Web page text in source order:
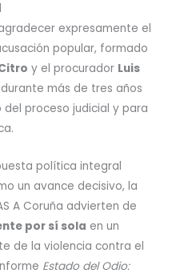
expresamente el
popular, formado
y el procurador Luis
más de tres años
proceso judicial y para
política integral
un avance decisivo, la
A Coruña advierten de
por sí sola en un
de la violencia contra el
Estado del Odio: